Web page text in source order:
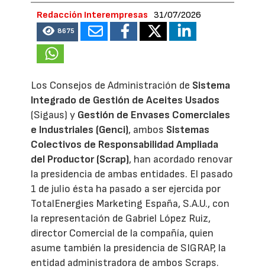
Redacción Interempresas 31/07/2026
8675
Los Consejos de Administración de Sistema
Integrado de Gestión de Aceites Usados
(Sigaus) y Gestión de Envases Comerciales
e Industriales (Genci), ambos Sistemas
Colectivos de Responsabilidad Ampliada
del Productor (Scrap), han acordado renovar
la presidencia de ambas entidades. El pasado
1 de julio ésta ha pasado a ser ejercida por
TotalEnergies Marketing España, S.A.U., con
la representación de Gabriel López Ruiz,
director Comercial de la compañía, quien
asume también la presidencia de SIGRAP, la
entidad administradora de ambos Scraps.